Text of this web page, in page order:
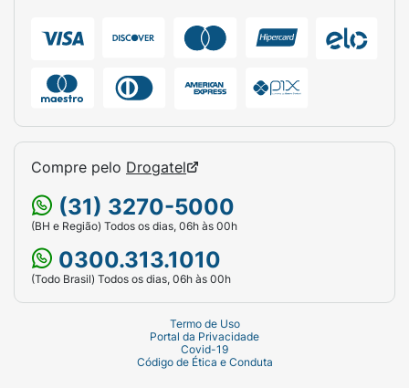
Compre pelo Drogatel
(31) 3270-5000
(BH e Região) Todos os dias, 06h às 00h
0300.313.1010
(Todo Brasil) Todos os dias, 06h às 00h
Termo de Uso
Portal da Privacidade
Covid-19
Código de Ética e Conduta